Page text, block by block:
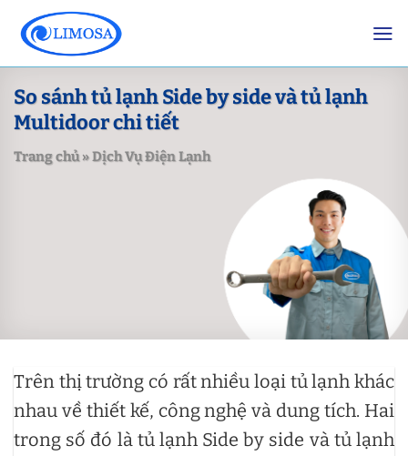
content
So sánh tủ lạnh Side by side và tủ lạnh
Multidoor chi tiết
Trang chủ»Dịch Vụ Điện Lạnh
Trên thị trường có rất nhiều loại tủ lạnh khác
nhau về thiết kế, công nghệ và dung tích. Hai
trong số đó là tủ lạnh Side by side và tủ lạnh